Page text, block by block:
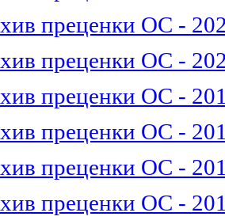
преценки ОС -
преценки ОС -
преценки ОС -
преценки ОС -
преценки ОС -
преценки ОС -